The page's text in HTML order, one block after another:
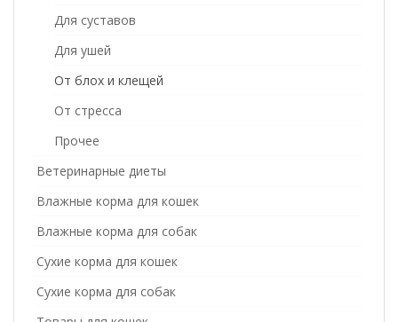
Для суставов
Для ушей
От блох и клещей
От стресса
Прочее
Ветеринарные диеты
Влажные корма для кошек
Влажные корма для собак
Сухие корма для кошек
Сухие корма для собак